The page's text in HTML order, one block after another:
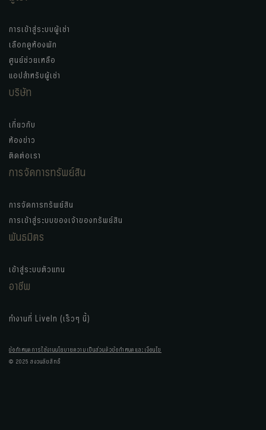
การเข้าสู่ระบบผู้เช่า
เลือกดูห้องพัก
ศูนย์ช่วยเหลือ
แอปสำหรับผู้เช่า
บริษัท
เกี่ยวกับ
ห้องข่าว
ติดต่อเรา
การจัดการทรัพย์สิน
การจัดการทรัพย์สิน
การเข้าสู่ระบบของเจ้าของทรัพย์สิน
พันธมิตร
เข้าสู่ระบบตัวแทน
อาชีพ
ทำงานที่ LiveIn (เร็วๆ นี้)
ข้อกำหนดการใช้งานนโยบายความเป็นส่วนตัวข้อกำหนดและเงื่อนไข
© 2025 สงวนลิขสิทธิ์